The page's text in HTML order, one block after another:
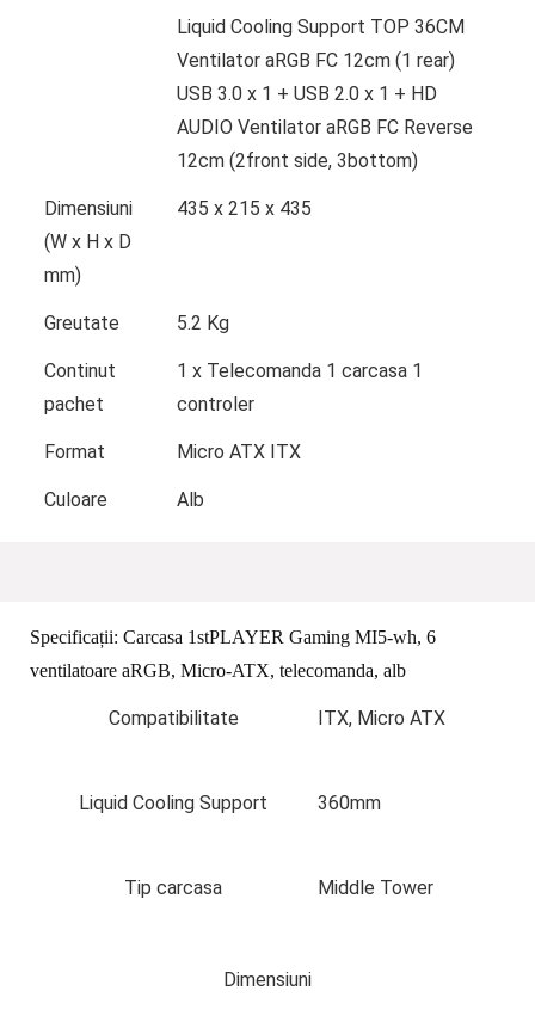
Liquid Cooling Support TOP 36CM
Ventilator aRGB FC 12cm (1 rear)
USB 3.0 x 1 + USB 2.0 x 1 + HD
AUDIO Ventilator aRGB FC Reverse
12cm (2front side, 3bottom)
Dimensiuni
(W x H x D
mm)
435 x 215 x 435
Greutate 5.2 Kg
Continut
pachet
1 x Telecomanda 1 carcasa 1
controler
Format Micro ATX ITX
Culoare Alb
Specificații: Carcasa 1stPLAYER Gaming MI5-wh, 6
ventilatoare aRGB, Micro-ATX, telecomanda, alb
Compatibilitate ITX, Micro ATX
Liquid Cooling Support 360mm
Tip carcasa Middle Tower
Dimensiuni